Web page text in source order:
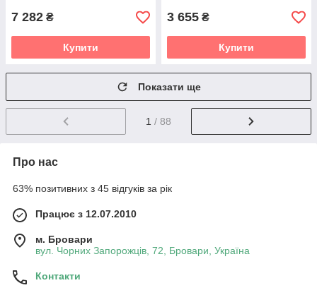
7 282 ₴
Купити
3 655 ₴
Купити
Показати ще
1 / 88
Про нас
63% позитивних з 45 відгуків за рік
Працює з 12.07.2010
м. Бровари
вул. Чорних Запорожців, 72, Бровари, Україна
Контакти